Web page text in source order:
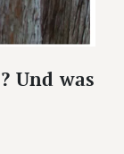
Und was